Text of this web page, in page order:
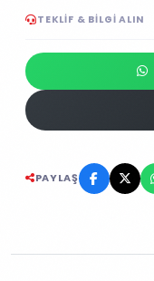
TEKLIF & BILGI ALIN
PAYLAŞ